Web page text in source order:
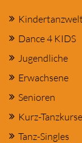
Kindertanzwelt
Dance 4 KIDS
Jugendliche
Erwachsene
Senioren
Kurz-Tanzkurse
Tanz-Singles